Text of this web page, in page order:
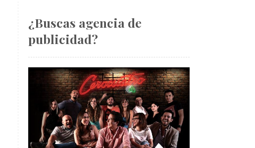
¿Buscas agencia de
publicidad?